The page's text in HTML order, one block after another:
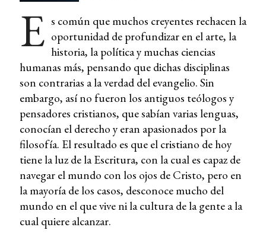
E s común que muchos creyentes rechacen la
oportunidad de profundizar en el arte, la
historia, la política y muchas ciencias
humanas más, pensando que dichas disciplinas
son contrarias a la verdad del evangelio. Sin
embargo, así no fueron los antiguos teólogos y
pensadores cristianos, que sabían varias lenguas,
conocían el derecho y eran apasionados por la
filosofía. El resultado es que el cristiano de hoy
tiene la luz de la Escritura, con la cual es capaz de
navegar el mundo con los ojos de Cristo, pero en
la mayoría de los casos, desconoce mucho del
mundo en el que vive ni la cultura de la gente a la
cual quiere alcanzar.